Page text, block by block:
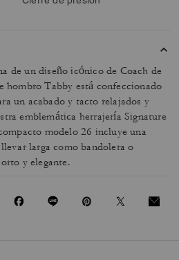
de un diseño icónico de Coach de
hombro Tabby está confeccionado
un acabado y tacto relajados y
emblemática herrajería Signature
modelo 26 incluye una
larga como bandolera o
y elegante.